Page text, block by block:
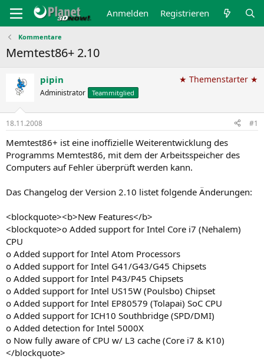
Anmelden Registrieren
Kommentare
Memtest86+ 2.10
pipin
Administrator Teammitglied
★ Themenstarter ★
18.11.2008 #1
Memtest86+ ist eine inoffizielle Weiterentwicklung des
Programms Memtest86, mit dem der Arbeitsspeicher des
Computers auf Fehler überprüft werden kann.
Das Changelog der Version 2.10 listet folgende Änderungen:
<blockquote><b>New Features</b>
<blockquote>o Added support for Intel Core i7 (Nehalem)
CPU
o Added support for Intel Atom Processors
o Added support for Intel G41/G43/G45 Chipsets
o Added support for Intel P43/P45 Chipsets
o Added support for Intel US15W (Poulsbo) Chipset
o Added support for Intel EP80579 (Tolapai) SoC CPU
o Added support for ICH10 Southbridge (SPD/DMI)
o Added detection for Intel 5000X
o Now fully aware of CPU w/ L3 cache (Core i7 & K10)
</blockquote>